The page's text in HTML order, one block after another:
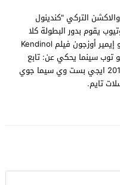
التركي "كندينول
يقوم بدور البطولة كلا
من: فولكان كال و قضية باران كوبيلاي و إيمير أوزجون فيلم Kendinol
فور يو توب سينما يحكي عن: تابع
بقية الاحداث في عرب سيد . كندينول 2015 ايجي بست وي سيما جوي
تايم.